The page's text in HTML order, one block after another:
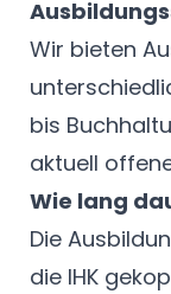
Wir bieten
bis
aktuell
Wie lang
Die
die IHK